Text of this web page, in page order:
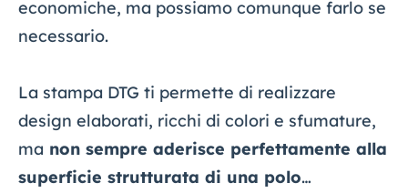
economiche, ma possiamo comunque farlo se
necessario.
La stampa DTG ti permette di realizzare
design elaborati, ricchi di colori e sfumature,
ma non sempre aderisce perfettamente alla
superficie strutturata di una polo…